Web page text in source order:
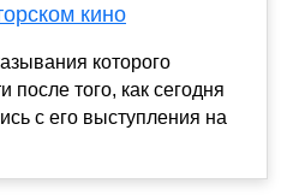
кино
которого
после того, как сегодня
с его выступления на